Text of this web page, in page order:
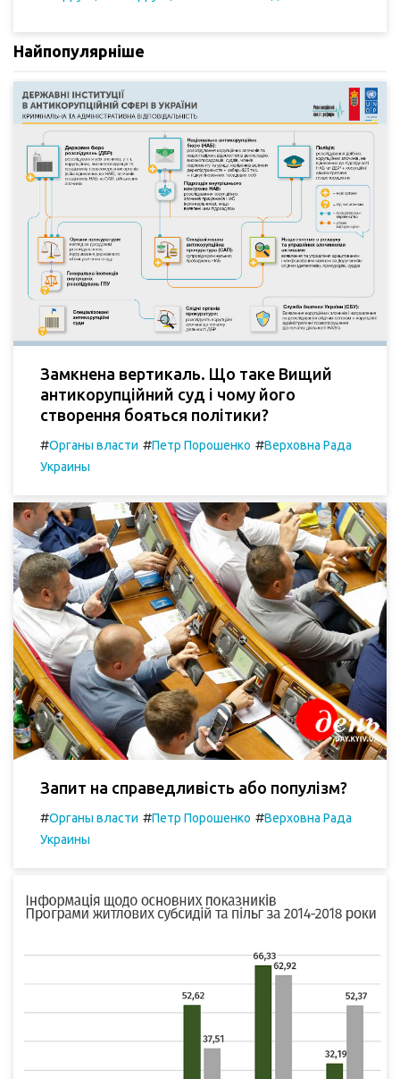
Найпопулярніше
Замкнена вертикаль. Що таке Вищий
антикорупційний суд і чому його
створення бояться політики?
#Органы власти #Петр Порошенко #Верховна Рада
Украины
Запит на справедливість або популізм?
#Органы власти #Петр Порошенко #Верховна Рада
Украины